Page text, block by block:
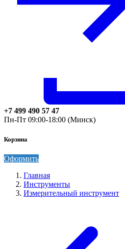
+7 499 490 57 47
Пн-Пт 09:00-18:00 (Минск)
Корзина
Оформить
Главная
Инструменты
Измерительный инструмент